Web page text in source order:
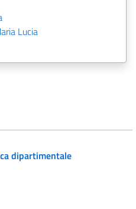
Lucia
dipartimentale